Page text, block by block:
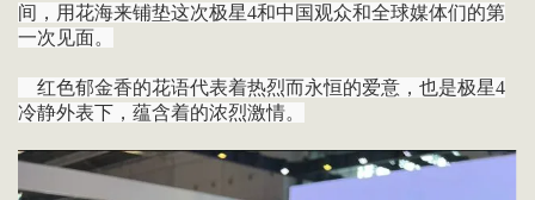
间，用花海来铺垫这次极星4和中国观众和全球媒体们的第
一次见面。
红色郁金香的花语代表着热烈而永恒的爱意，也是极星4
冷静外表下，蕴含着的浓烈激情。